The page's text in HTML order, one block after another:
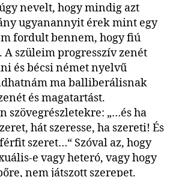
nevelt, hogy mindig azt
ugyanannyit érek mint egy
fordult bennem, hogy fiú
szüleim progresszív zenét
és bécsi német nyelvű
ma balliberálisnak
és magatartást.
szövegrészletekre: „…és ha
hát szeresse, ha szereti! És
szeret…“ Szóval az, hogy
e vagy heteró, vagy hogy
nem játszott szerepet.